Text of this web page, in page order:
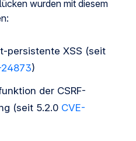
wurden mit diesem
persistente XSS (seit
)
der CSRF-
(seit 5.2.0 CVE-